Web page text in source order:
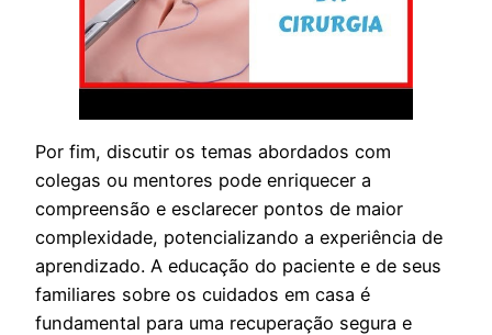
Por fim, discutir os temas abordados com
colegas ou mentores pode enriquecer a
compreensão e esclarecer pontos de maior
complexidade, potencializando a experiência de
aprendizado. A educação do paciente e de seus
familiares sobre os cuidados em casa é
fundamental para uma recuperação segura e